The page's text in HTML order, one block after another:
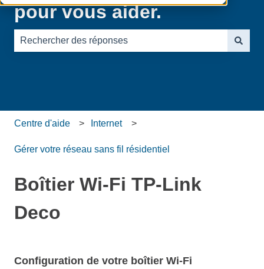
pour vous aider.
Centre d'aide Internet
Gérer votre réseau sans fil résidentiel
Boîtier Wi-Fi TP-Link
Deco
Configuration de votre boîtier Wi-Fi